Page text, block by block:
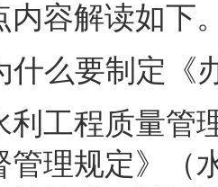
内容解读如下
什么要制定《
利工程质量管
管理规定》（